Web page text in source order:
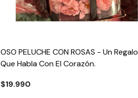
OSO PELUCHE CON ROSAS - Un Regalo
Que Habla Con El Corazón.
$19.990